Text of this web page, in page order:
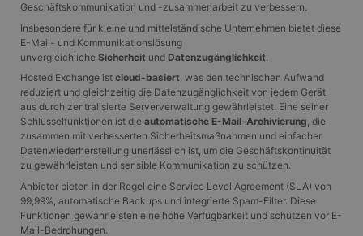
Geschäftskommunikation und -zusammenarbeit zu verbessern.
Insbesondere für kleine und mittelständische Unternehmen bietet diese
E-Mail- und Kommunikationslösung
unvergleichliche Sicherheit und Datenzugänglichkeit.
Hosted Exchange ist cloud-basiert, was den technischen Aufwand
reduziert und gleichzeitig die Datenzugänglichkeit von jedem Gerät
aus durch zentralisierte Serververwaltung gewährleistet. Eine seiner
Schlüsselfunktionen ist die automatische E-Mail-Archivierung, die
zusammen mit verbesserten Sicherheitsmaßnahmen und einfacher
Datenwiederherstellung unerlässlich ist, um die Geschäftskontinuität
zu gewährleisten und sensible Kommunikation zu schützen.
Anbieter bieten in der Regel eine Service Level Agreement (SLA) von
99,99%, automatische Backups und integrierte Spam-Filter. Diese
Funktionen gewährleisten eine hohe Verfügbarkeit und schützen vor E-
Mail-Bedrohungen.